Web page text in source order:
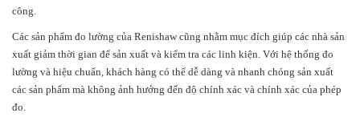
công.
Các sản phẩm đo lường của Renishaw cũng nhằm mục đích giúp các nhà sản
xuất giảm thời gian để sản xuất và kiểm tra các linh kiện. Với hệ thống đo
lường và hiệu chuẩn, khách hàng có thể dễ dàng và nhanh chóng sản xuất
các sản phẩm mà không ảnh hưởng đến độ chính xác và chính xác của phép
đo.